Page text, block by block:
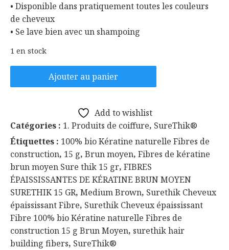
• Disponible dans pratiquement toutes les couleurs
de cheveux
• Se lave bien avec un shampoing
1 en stock
quantité
ÉPAISSISSANTES
KÉRATINE
BRUN
MOYEN
/
MEDIUM
BROWN
SURETHIK
15
GR
Ajouter au panier
Add to wishlist
Catégories : 1. Produits de coiffure, SureThik®
Étiquettes : 100% bio Kératine naturelle Fibres de
construction, 15 g, Brun moyen, Fibres de kératine
brun moyen Sure thik 15 gr, FIBRES
ÉPAISSISSANTES DE KÉRATINE BRUN MOYEN
SURETHIK 15 GR, Medium Brown, Surethik Cheveux
épaississant Fibre, Surethik Cheveux épaississant
Fibre 100% bio Kératine naturelle Fibres de
construction 15 g Brun Moyen, surethik hair
building fibers, SureThik®